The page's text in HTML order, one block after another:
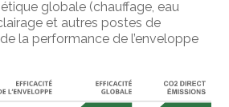
globale (chauffage, eau
et autres postes de
la performance de l’enveloppe